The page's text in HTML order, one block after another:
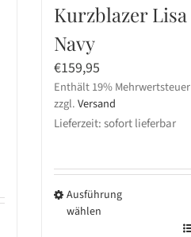
Kurzblazer Lisa
Navy
€159,95
Enthält 19% Mehrwertsteuer
zzgl.Versand
Lieferzeit: sofort lieferbar
Ausführung
wählen